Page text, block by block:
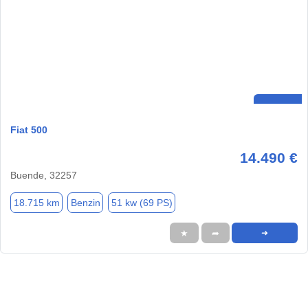
Fiat 500
14.490 €
Buende, 32257
18.715 km Benzin 51 kw (69 PS)
★ ➦ ➜